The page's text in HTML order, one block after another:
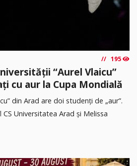
195
“Aurel Vlaicu”
cu aur la Cupa Mondială
din Arad are doi studenți de „aur”.
Universitatea Arad și Melissa